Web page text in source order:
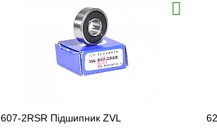
607-2RSR Підшипник ZVL